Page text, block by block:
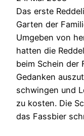
Das erste
Garten der
Umgeben von
hatten die
beim Schein der
Gedanken
schwingen und
zu kosten. Die
das Fassbier